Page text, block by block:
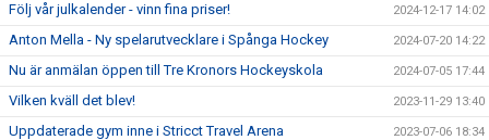
Följ vår julkalender - vinn fina priser! 2024-12-17 14:02
Anton Mella - Ny spelarutvecklare i Spånga Hockey 2024-07-20 14:22
Nu är anmälan öppen till Tre Kronors Hockeyskola 2024-07-05 17:44
Vilken kväll det blev! 2023-11-29 13:40
Uppdaterade gym inne i Stricct Travel Arena 2023-07-06 18:34